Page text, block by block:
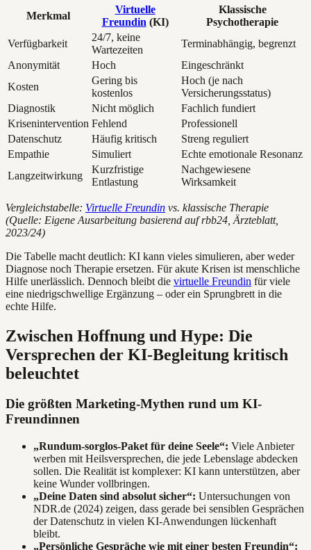
Merkmal
Virtuelle
Freundin (KI)
Klassische
Psychotherapie
Verfügbarkeit
24/7, keine
Wartezeiten
Terminabhängig, begrenzt
Anonymität
Hoch
Eingeschränkt
Kosten
Gering bis
kostenlos
Hoch (je nach
Versicherungsstatus)
Diagnostik
Nicht möglich
Fachlich fundiert
Krisenintervention Fehlend
Professionell
Datenschutz
Häufig kritisch
Streng reguliert
Empathie
Simuliert
Echte emotionale Resonanz
Langzeitwirkung
Kurzfristige
Entlastung
Nachgewiesene
Wirksamkeit
Vergleichstabelle: Virtuelle Freundin vs. klassische Therapie
(Quelle: Eigene Ausarbeitung basierend auf rbb24, Ärzteblatt,
2023/24)
Die Tabelle macht deutlich: KI kann vieles simulieren, aber weder
Diagnose noch Therapie ersetzen. Für akute Krisen ist menschliche
Hilfe unerlässlich. Dennoch bleibt die virtuelle Freundin für viele
eine niedrigschwellige Ergänzung – oder ein Sprungbrett in die
echte Hilfe.
Zwischen Hoffnung und Hype: Die
Versprechen der KI-Begleitung kritisch
beleuchtet
Die größten Marketing-Mythen rund um KI-
Freundinnen
„Rundum-sorglos-Paket für deine Seele“: Viele Anbieter
werben mit Heilsversprechen, die jede Lebenslage abdecken
sollen. Die Realität ist komplexer: KI kann unterstützen, aber
keine Wunder vollbringen.
„Deine Daten sind absolut sicher“: Untersuchungen von
NDR.de (2024) zeigen, dass gerade bei sensiblen Gesprächen
der Datenschutz in vielen KI-Anwendungen lückenhaft
bleibt.
„Persönliche Gespräche wie mit einer besten Freundin“: